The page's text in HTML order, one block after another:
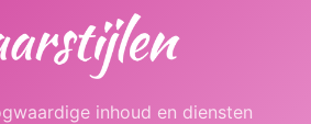
inhoud en diensten